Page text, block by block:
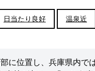
日当たり良好 温泉近
に位置し、兵庫県内で